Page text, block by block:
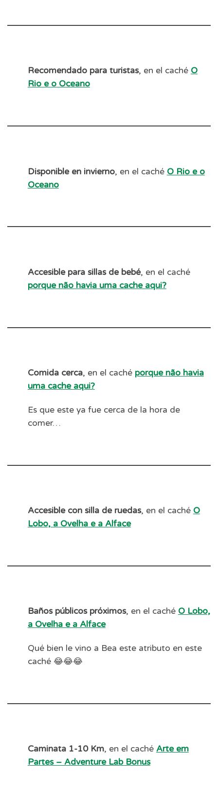
Recomendado para turistas, en el caché O
Rio e o Oceano
Disponible en invierno, en el caché O Rio e o
Oceano
Accesible para sillas de bebé, en el caché
porque não havia uma cache aqui?
Comida cerca, en el caché porque não havia
uma cache aqui?
Es que este ya fue cerca de la hora de
comer…
Accesible con silla de ruedas, en el caché O
Lobo, a Ovelha e a Alface
Baños públicos próximos, en el caché O Lobo,
a Ovelha e a Alface
Qué bien le vino a Bea este atributo en este
caché 😂😂😂
Caminata 1-10 Km, en el caché Arte em
Partes – Adventure Lab Bonus